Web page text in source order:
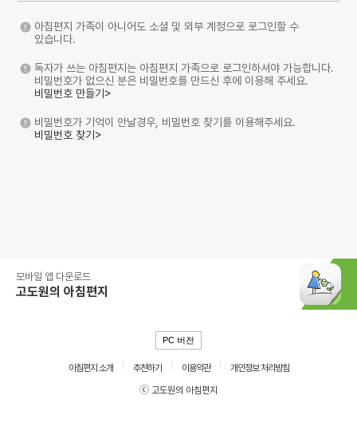
아침편지 가족이 아니어도 소셜 및 외부 계정으로 로그인할 수
있습니다.
독자가 쓰는 아침편지는 아침편지 가족으로 로그인하셔야 가능합니다.
비밀번호가 없으신 분은 비밀번호를 만드신 후에 이용해 주세요.
비밀번호 만들기>
비밀번호가 기억이 안날경우, 비밀번호 찾기를 이용해주세요.
비밀번호 찾기>
모바일 앱 다운로드
고도원의 아침편지
PC 버전
아침편지 소개 추천하기 이용약관
개인정보 처리방침
ⓒ 고도원의 아침편지